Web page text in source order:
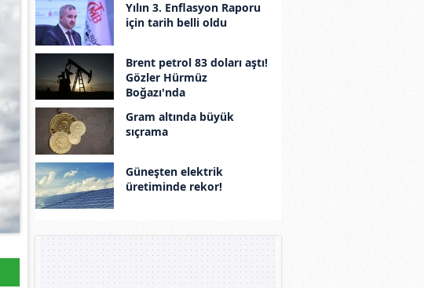
Yılın 3. Enflasyon Raporu
için tarih belli oldu
Brent petrol 83 doları aştı!
Gözler Hürmüz
Boğazı'nda
Gram altında büyük
sıçrama
Güneşten elektrik
üretiminde rekor!